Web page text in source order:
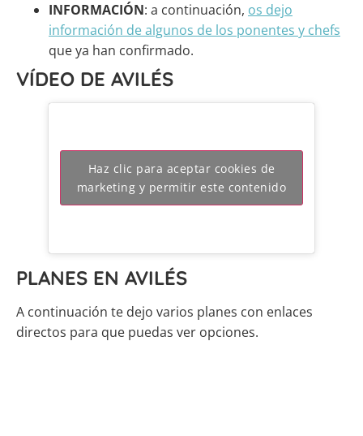
INFORMACIÓN: a continuación, os dejo
información de algunos de los ponentes y chefs
que ya han confirmado.
VÍDEO DE AVILÉS
Haz clic para aceptar cookies de
marketing y permitir este contenido
PLANES EN AVILÉS
A continuación te dejo varios planes con enlaces
directos para que puedas ver opciones.